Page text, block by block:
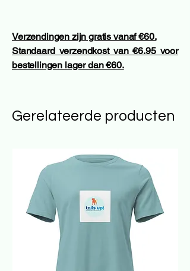
Verzendingen zijn gratis vanaf €60.
Standaard verzendkost van €6.95 voor
bestellingen lager dan €60.
Gerelateerde producten